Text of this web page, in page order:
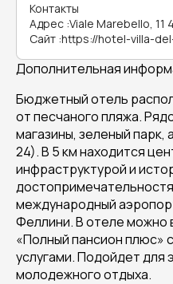
Контакты
Адрес :Viale Marebello, 11
Сайт :https://hotel-villa-
Дополнительная
Бюджетный отель
от песчаного пляжа.
магазины, зеленый
24). В 5 км находится
инфраструктурой и
международный
Феллини. В отеле можно
«Полный пансион плюс»
услугами. Подойдет для
молодежного отдыха.